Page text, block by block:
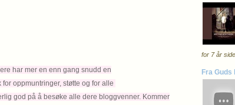
har mer en enn gang snudd en
oppmuntringer, støtte og for alle
god på å besøke alle dere bloggvenner. Kommer
for 7 år
Fra Guds